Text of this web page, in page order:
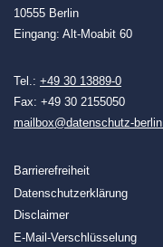
10555 Berlin
Eingang: Alt-Moabit 60
Tel.: +49 30 13889-0
Fax: +49 30 2155050
mailbox@datenschutz-
Barrierefreiheit
Datenschutzerklärung
Disclaimer
E-Mail-Verschlüsselung